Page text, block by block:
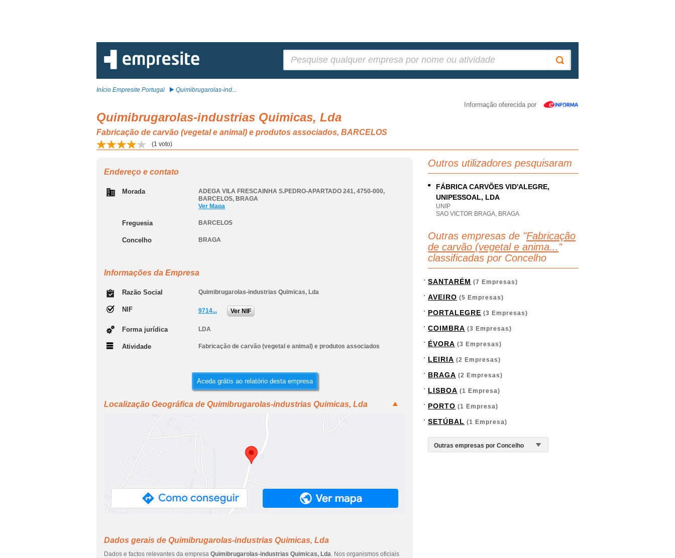
Início Empresite Portugal Quimibrugarolas-ind...
Informação oferecida por
Quimibrugarolas-industrias Quimicas, Lda
Fabricação de carvão (vegetal e animal) e produtos associados, BARCELOS
(1 voto)
Endereço e contato
Morada ADEGA VILA FRESCAINHA S.PEDRO-APARTADO 241, 4750-000,
BARCELOS, BRAGA
Ver Mapa
Freguesia BARCELOS
Concelho BRAGA
Informações da Empresa
Razão Social Quimibrugarolas-industrias Quimicas, Lda
NIF 9714... Ver NIF
Forma jurídica LDA
Atividade Fabricação de carvão (vegetal e animal) e produtos associados
Aceda grátis ao relatório desta empresa
Localização Geográfica de Quimibrugarolas-industrias Quimicas, Lda
Dados gerais de Quimibrugarolas-industrias Quimicas, Lda
Dados e factos relevantes da empresa Quimibrugarolas-industrias Quimicas, Lda. Nos organismos oficiais
Outros utilizadores pesquisaram
FÁBRICA CARVÕES VID'ALEGRE,
UNIPESSOAL, LDA
UNIP
SAO VICTOR BRAGA, BRAGA
Outras empresas de "Fabricação
de carvão (vegetal e anima... "
classificadas por Concelho
SANTARÉM (7 Empresas)
AVEIRO (5 Empresas)
PORTALEGRE (3 Empresas)
COIMBRA (3 Empresas)
ÉVORA (3 Empresas)
LEIRIA (2 Empresas)
BRAGA (2 Empresas)
LISBOA (1 Empresa)
PORTO (1 Empresa)
SETÚBAL (1 Empresa)